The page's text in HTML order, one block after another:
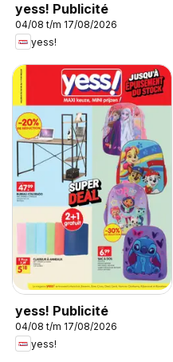
yess! Publicité
04/08 t/m 17/08/2026
yess!
yess! Publicité
04/08 t/m 17/08/2026
yess!